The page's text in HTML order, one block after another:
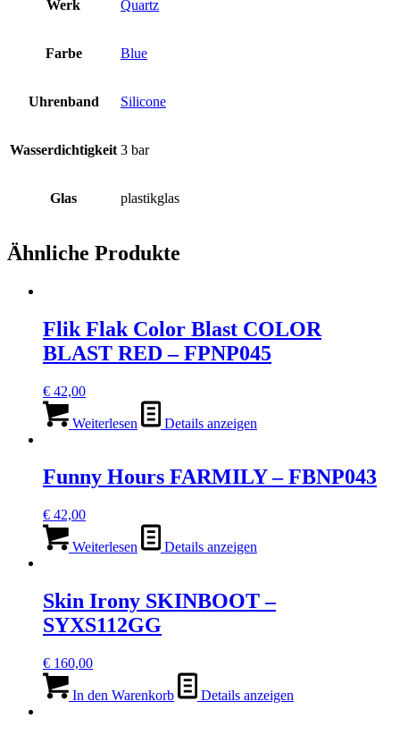
Werk Quartz
Farbe Blue
Uhrenband Silicone
Wasserdichtigkeit 3 bar
Glas plastikglas
Ähnliche Produkte
Flik Flak Color Blast COLOR
BLAST RED – FPNP045
€ 42,00
Weiterlesen Details anzeigen
Funny Hours FARMILY – FBNP043
€ 42,00
Weiterlesen Details anzeigen
Skin Irony SKINBOOT –
SYXS112GG
€ 160,00
In den Warenkorb Details anzeigen